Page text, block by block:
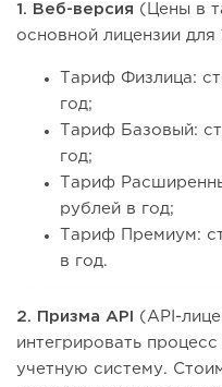
1. Веб-версия (Цены в
основной лицензии для
Тариф Физлица:
год;
Тариф Базовый:
год;
Тариф
рублей в год;
Тариф Премиум:
в год.
2. Призма API (API-
интегрировать
учетную систему.